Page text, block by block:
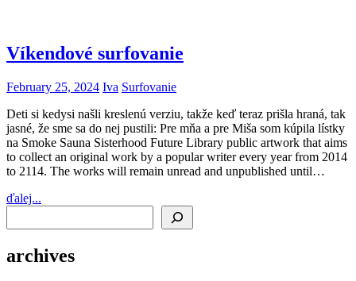
Víkendové surfovanie
February 25, 2024 Iva Surfovanie
Deti si kedysi našli kreslenú verziu, takže keď teraz prišla hraná, tak
jasné, že sme sa do nej pustili: Pre mňa a pre Miša som kúpila lístky
na Smoke Sauna Sisterhood Future Library public artwork that aims
to collect an original work by a popular writer every year from 2014
to 2114. The works will remain unread and unpublished until…
ďalej...
archives